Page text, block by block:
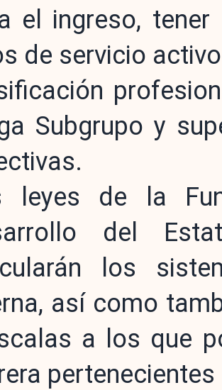
el ingreso,
de servicio
Subgrupo y
leyes de la
del
los
así como
a los que